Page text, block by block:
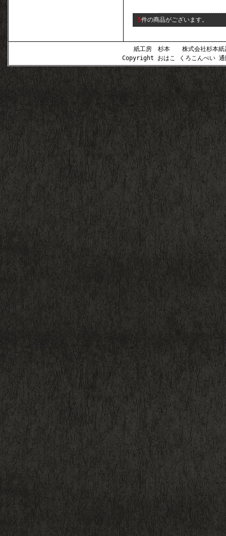
5件の商品がございます。
紙工房 杉本 株式会社杉本紙
Copyright おはこ くろこんぺい